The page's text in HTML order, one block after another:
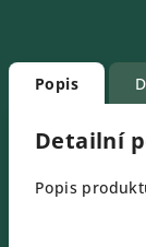
Popis
Detailní
Popis